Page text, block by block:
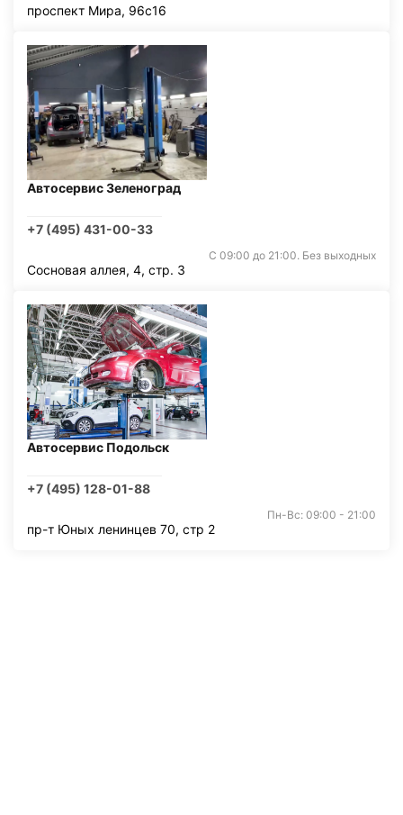
проспект Мира, 96с16
Автосервис Зеленоград
+7 (495) 431-00-33
С 09:00 до 21:00. Без выходных
Сосновая аллея, 4, стр. 3
Автосервис Подольск
+7 (495) 128-01-88
Пн-Вс: 09:00 - 21:00
пр-т Юных ленинцев 70, стр 2